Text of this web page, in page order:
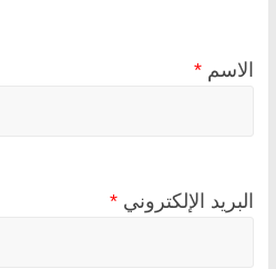
الاسم *
البريد الإلكتروني *